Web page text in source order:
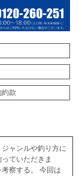
款
ャンルや釣り方に
ていただきま
察する。 今回は